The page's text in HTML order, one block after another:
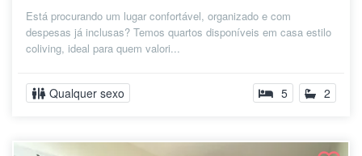
Está procurando um lugar confortável, organizado e com
despesas já inclusas? Temos quartos disponíveis em casa estilo
coliving, ideal para quem valori...
Qualquer sexo 5 2